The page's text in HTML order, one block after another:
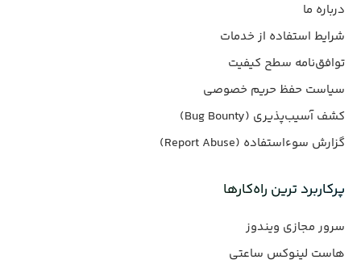
درباره ما
شرایط استفاده از خدمات
توافق‌نامه سطح کیفیت
سیاست حفظ حریم خصوصی
کشف آسیب‌پذیری (Bug Bounty)
گزارش سوءاستفاده (Report Abuse)
پرکاربرد ترین راه‌کارها
سرور مجازی ویندوز
هاست لینوکس ساعتی